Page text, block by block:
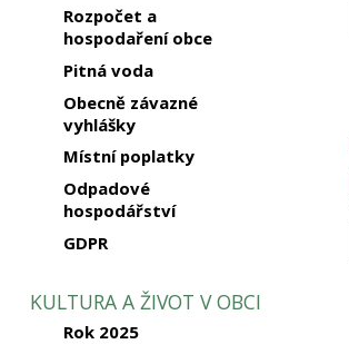
Rozpočet a
hospodaření obce
Pitná voda
Obecně závazné
vyhlášky
Místní poplatky
Odpadové
hospodářství
GDPR
KULTURA A ŽIVOT V OBCI
Rok 2025